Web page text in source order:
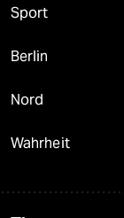
Sport
Berlin
Nord
Wahrheit